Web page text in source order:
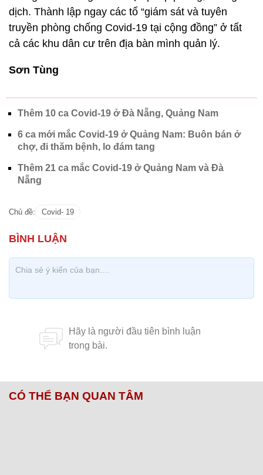
dịch. Thành lập ngay các tổ “giám sát và tuyên
truyền phòng chống Covid-19 tại cộng đồng” ở tất
cả các khu dân cư trên địa bàn mình quản lý.
Sơn Tùng
Thêm 10 ca Covid-19 ở Đà Nẵng, Quảng Nam
6 ca mới mắc Covid-19 ở Quảng Nam: Buôn bán ở
chợ, đi thăm bệnh, lo đám tang
Thêm 21 ca mắc Covid-19 ở Quảng Nam và Đà
Nẵng
Chủ đề: Covid- 19
CÓ THỂ BẠN QUAN TÂM